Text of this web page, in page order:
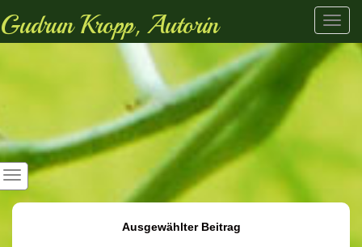
Gudrun Kropp, Autorin
Ausgewählter Beitrag